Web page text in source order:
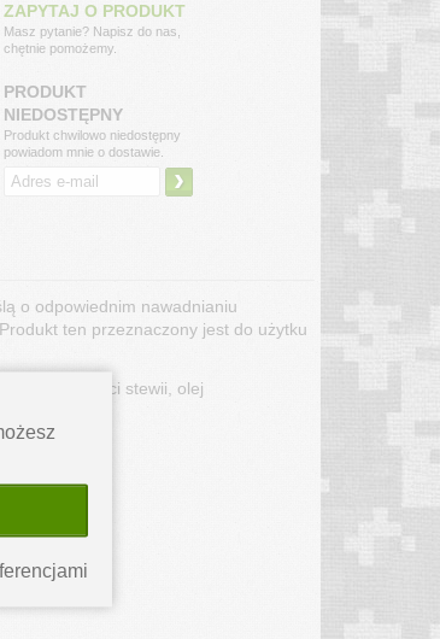
ZAPYTAJ O PRODUKT
Masz pytanie? Napisz do nas,
chętnie pomożemy.
PRODUKT
NIEDOSTĘPNY
Produkt chwilowo niedostępny
powiadom mnie o dostawie.
›
o odpowiednim nawadnianiu
ten przeznaczony jest do użytku
ekstrakt z liści stewii, olej